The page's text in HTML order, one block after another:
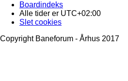
Boardindeks
Alle tider er UTC+02:00
Slet cookies
Copyright Baneforum - Århus 2017